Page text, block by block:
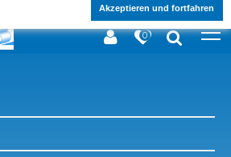
Akzeptieren und fortfahren
0